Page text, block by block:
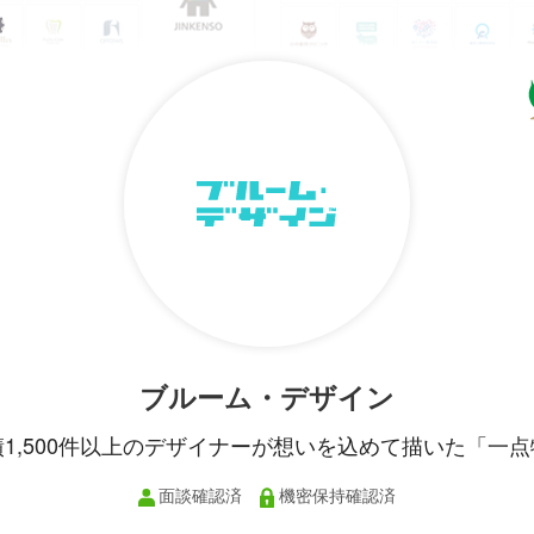
ブルーム・デザイン
件以上のデザイナーが想いを込めて描いた「一
面談確認済 機密保持確認済